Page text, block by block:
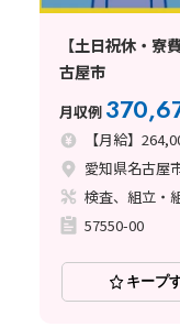
【土日祝休・
古屋市
月収例
【月給】
愛知県名古屋
57550-00
キープ